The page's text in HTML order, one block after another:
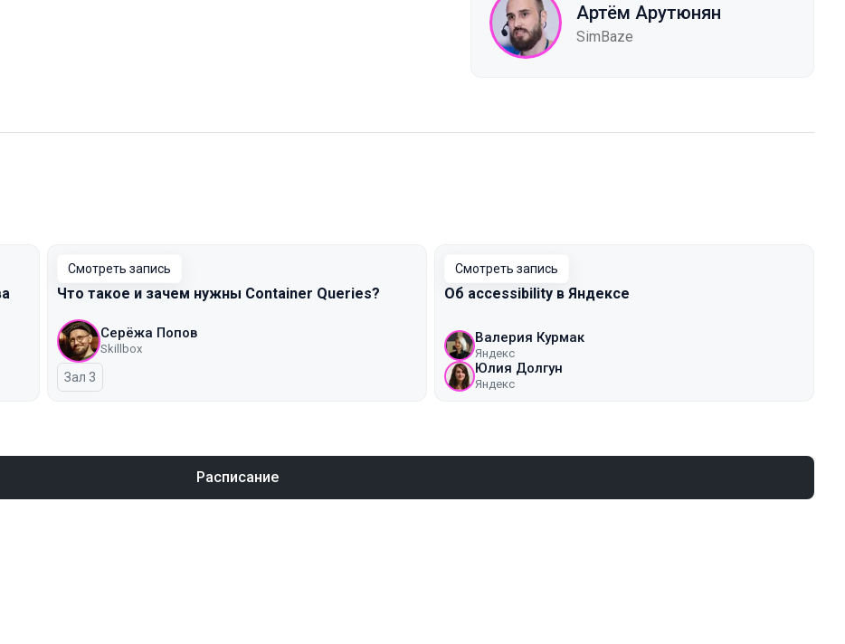
Артём Арутюнян
SimBaze
Смотреть запись
Что такое и зачем нужны Container Queries?
Серёжа Попов
Skillbox
Зал 3
Смотреть запись
Об accessibility в Яндексе
Валерия Курмак
Яндекс
Юлия Долгун
Яндекс
Расписание